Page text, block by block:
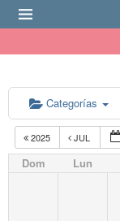
Categorías
2025 JUL
Dom Lun